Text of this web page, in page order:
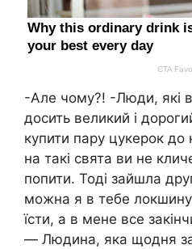
-Але чому?! -Люди, які
досить великий і
купити пару цукерок до
на такі свята ви не
попити. Тоді зайшла
можна я в тебе локшину
їсти, а в мене все
— Людина, яка щодня